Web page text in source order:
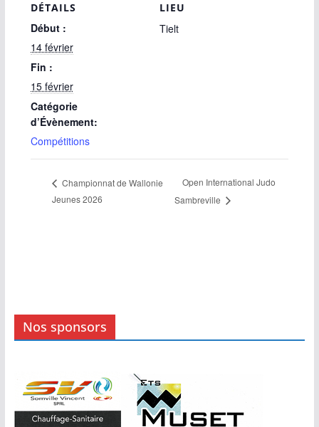
DÉTAILS
Début :
14 février
Fin :
15 février
Catégorie
d’Évènement:
Compétitions
LIEU
Tielt
Championnat de Wallonie
Jeunes 2026
Open International Judo
Sambreville
Nos sponsors